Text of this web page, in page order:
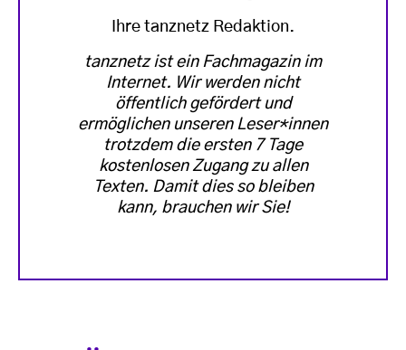
Ihre tanznetz Redaktion.
tanznetz ist ein Fachmagazin im
Internet. Wir werden nicht
öffentlich gefördert und
ermöglichen unseren Leser*innen
trotzdem die ersten 7 Tage
kostenlosen Zugang zu allen
Texten. Damit dies so bleiben
kann, brauchen wir Sie!